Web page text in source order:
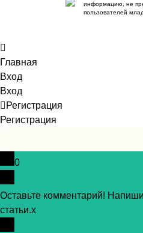
информацию, не
пользователей
Главная
Вход
Вход
Регистрация
Регистрация
0
Оставьте комментарий!
статьи.x